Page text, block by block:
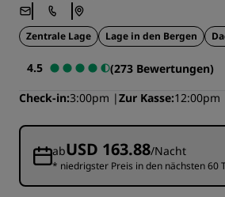
Zentrale Lage Lage in den Bergen
4.5
(273 Bewertungen)
Check-in 3:00pm Zur Kasse 12:00pm
abUSD 163.88/Nacht
* niedrigster Preis in den nächsten 60